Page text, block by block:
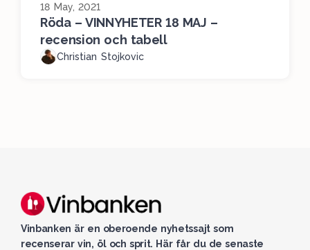
18 May, 2021
Röda – VINNYHETER 18 MAJ –
recension och tabell
Christian Stojkovic
Vinbanken är en oberoende nyhetssajt som
recenserar vin, öl och sprit. Här får du de senaste